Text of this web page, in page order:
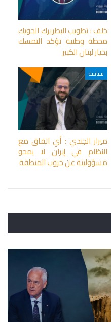
خلف : تطويب البطريرك الحويك
محطة وطنية تؤكد التمسك
بخيار لبنان الكبير
سياسة
ميراز الجندي : أي اتفاق مع
النظام في إيران لا يمحو
مسؤوليته عن حروب المنطقة